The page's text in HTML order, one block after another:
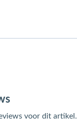
voor dit artikel.